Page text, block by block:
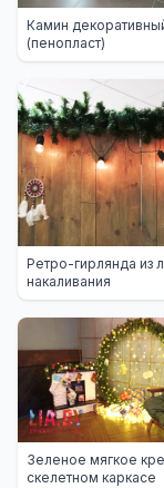
Камин
(пенопласт)
Ретро-гирлянда из
накаливания
Зеленое мягкое
скелетном каркасе